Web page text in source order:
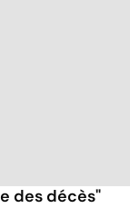
des décès"